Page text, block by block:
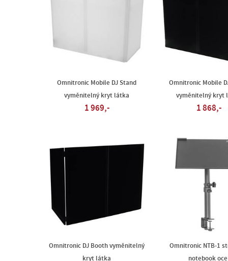
Omnitronic Mobile DJ Stand
vyměnitelný kryt látka
1 969,-
Omnitronic Mobile
vyměnitelný kryt
1 868,-
Omnitronic DJ Booth vyměnitelný
kryt látka
Omnitronic NTB-1
notebook